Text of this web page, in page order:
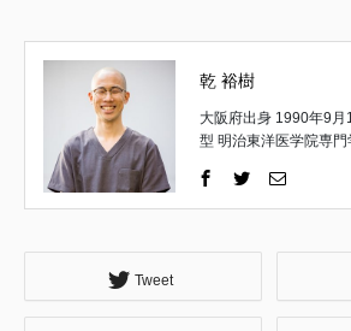
乾 裕樹
大阪府出身 1990年9
型 明治東洋医学院専
人 日本統合手技協
日本統合手技協会 公
しての経歴） 高校卒
へ。 午前は鍼灸の専
は地元の鍼灸整骨院で
Tweet